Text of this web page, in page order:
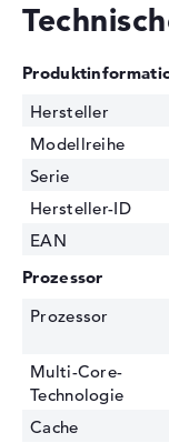
Hersteller
Modellreihe
Serie
Hersteller-ID
EAN
Prozessor
Prozessor
Multi-Core-
Technologie
Cache